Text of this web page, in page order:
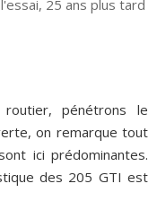
pénétrons le
on remarque tout
ici prédominantes.
des 205 GTI est